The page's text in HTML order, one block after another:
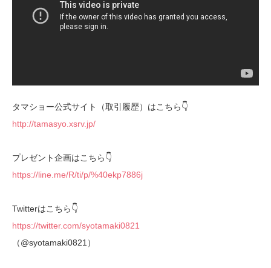
タマショー公式サイト（取引履歴）はこちら👇
http://tamasyo.xsrv.jp/
プレゼント企画はこちら👇
https://line.me/R/ti/p/%40ekp7886j
Twitterはこちら👇
https://twitter.com/syotamaki0821
（@syotamaki0821）